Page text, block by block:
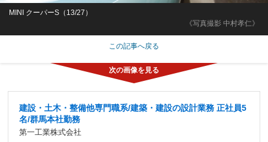
《写真撮影 中村孝仁》
MINI クーパーS（13/27）
この記事へ戻る
建設・土木・整備他専門職系/建築・建設の設計業務 正社員5
名/群馬本社勤務
第一工業株式会社